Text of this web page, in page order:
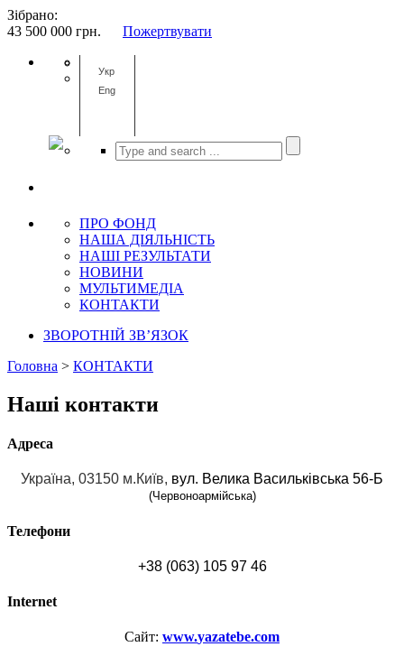
Зібрано:
43 500 000 грн. Пожертвувати
Укр
Eng
ПРО ФОНД
НАША ДІЯЛЬНІСТЬ
НАШІ РЕЗУЛЬТАТИ
НОВИНИ
МУЛЬТИМЕДІА
КОНТАКТИ
ЗВОРОТНІЙ ЗВ’ЯЗОК
Головна > КОНТАКТИ
Наші контакти
Адреса
Україна, 03150 м.Київ, вул. Велика Васильківська 56-Б
(Червоноармійська)
Телефони
+38 (063) 105 97 46
Internet
Сайт: www.yazatebe.com